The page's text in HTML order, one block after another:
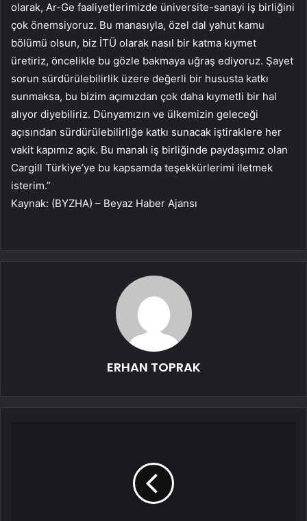
olarak, Ar-Ge faaliyetlerimizde üniversite-sanayi iş birliğini
çok önemsiyoruz. Bu manasıyla, özel dal yahut kamu
bölümü olsun, biz İTÜ olarak nasıl bir katma kıymet
üretiriz, öncelikle bu gözle bakmaya uğraş ediyoruz. Şayet
sorun sürdürülebilirlik üzere değerli bir hususta katkı
sunmaksa, bu bizim açımızdan çok daha kıymetli bir hal
alıyor diyebiliriz. Dünyamızın ve ülkemizin geleceği
açısından sürdürülebilirliğe katkı sunacak iştiraklere her
vakit kapımız açık. Bu manalı iş birliğinde paydaşımız olan
Cargill Türkiye’ye bu kapsamda teşekkürlerimi iletmek
isterim.”
Kaynak: (BYZHA) – Beyaz Haber Ajansı
ERHAN TOPRAK